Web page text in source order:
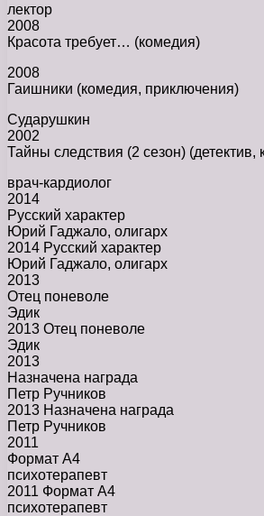
лектор
2008
Красота требует… (комедия)
2008
Гаишники (комедия, приключения)
Сударушкин
2002
Тайны следствия (2 сезон) (детектив,
врач-кардиолог
2014
Русский характер
Юрий Гаджало, олигарх
2014 Русский характер
Юрий Гаджало, олигарх
2013
Отец поневоле
Эдик
2013 Отец поневоле
Эдик
2013
Назначена награда
Петр Ручников
2013 Назначена награда
Петр Ручников
2011
Формат А4
психотерапевт
2011 Формат А4
психотерапевт